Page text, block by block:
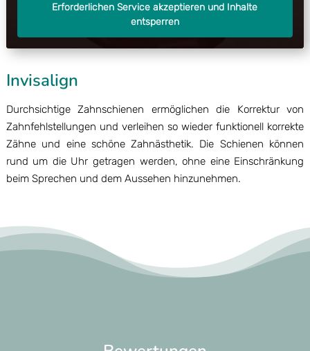
Erforderlichen Service akzeptieren und Inhalte
entsperren
Invisalign
Durchsichtige Zahnschienen ermöglichen die Korrektur von
Zahnfehlstellungen und verleihen so wieder funktionell korrekte
Zähne und eine schöne Zahnästhetik. Die Schienen können
rund um die Uhr getragen werden, ohne eine Einschränkung
beim Sprechen und dem Aussehen hinzunehmen.